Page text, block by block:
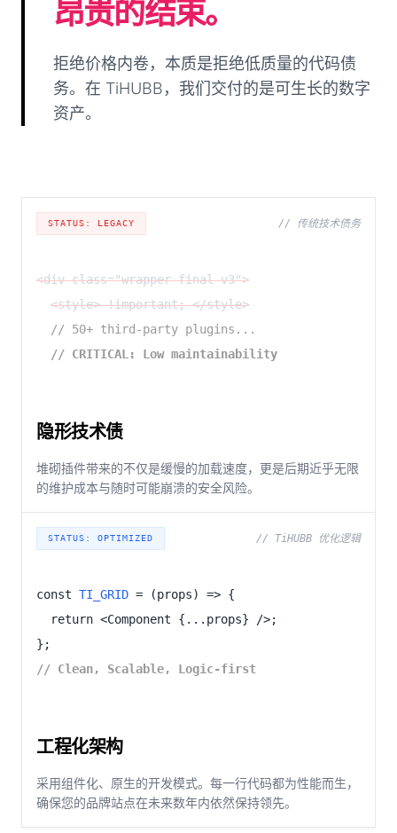
昂贵的结束。
拒绝价格内卷，本质是拒绝低质量的代码债
务。在 TiHUBB，我们交付的是可生长的数字
资产。
STATUS: LEGACY // 传统技术债务
<div class="wrapper-final-v3">
<style> !important; </style>
// 50+ third-party plugins...
// CRITICAL: Low maintainability
隐形技术债
堆砌插件带来的不仅是缓慢的加载速度，更是后期近乎无限
的维护成本与随时可能崩溃的安全风险。
STATUS: OPTIMIZED // TiHUBB 优化逻辑
const TI_GRID = (props) => {
return <Component {...props} />;
};
// Clean, Scalable, Logic-first
工程化架构
采用组件化、原生的开发模式。每一行代码都为性能而生，
确保您的品牌站点在未来数年内依然保持领先。